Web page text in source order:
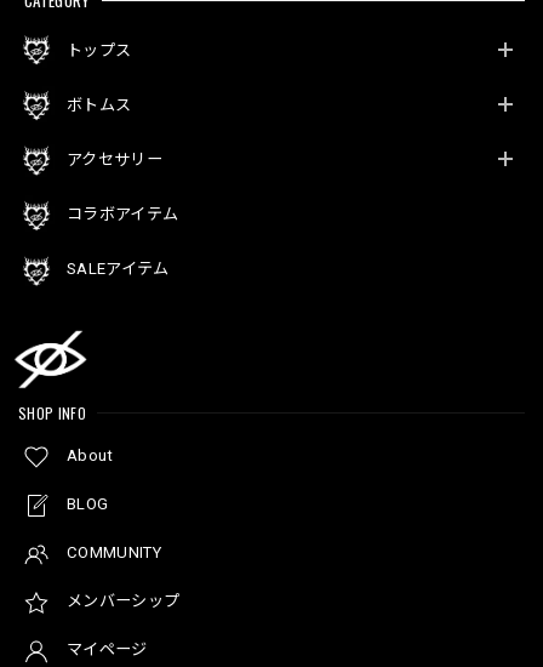
トップス
ボトムス
アクセサリー
コラボアイテム
SALEアイテム
SHOP INFO
About
BLOG
COMMUNITY
メンバーシップ
マイページ